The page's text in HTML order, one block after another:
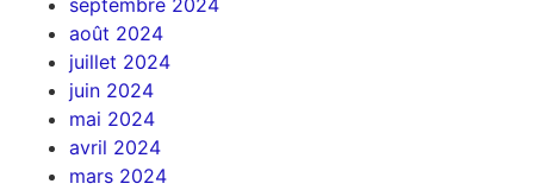
septembre 2024
août 2024
juillet 2024
juin 2024
mai 2024
avril 2024
mars 2024